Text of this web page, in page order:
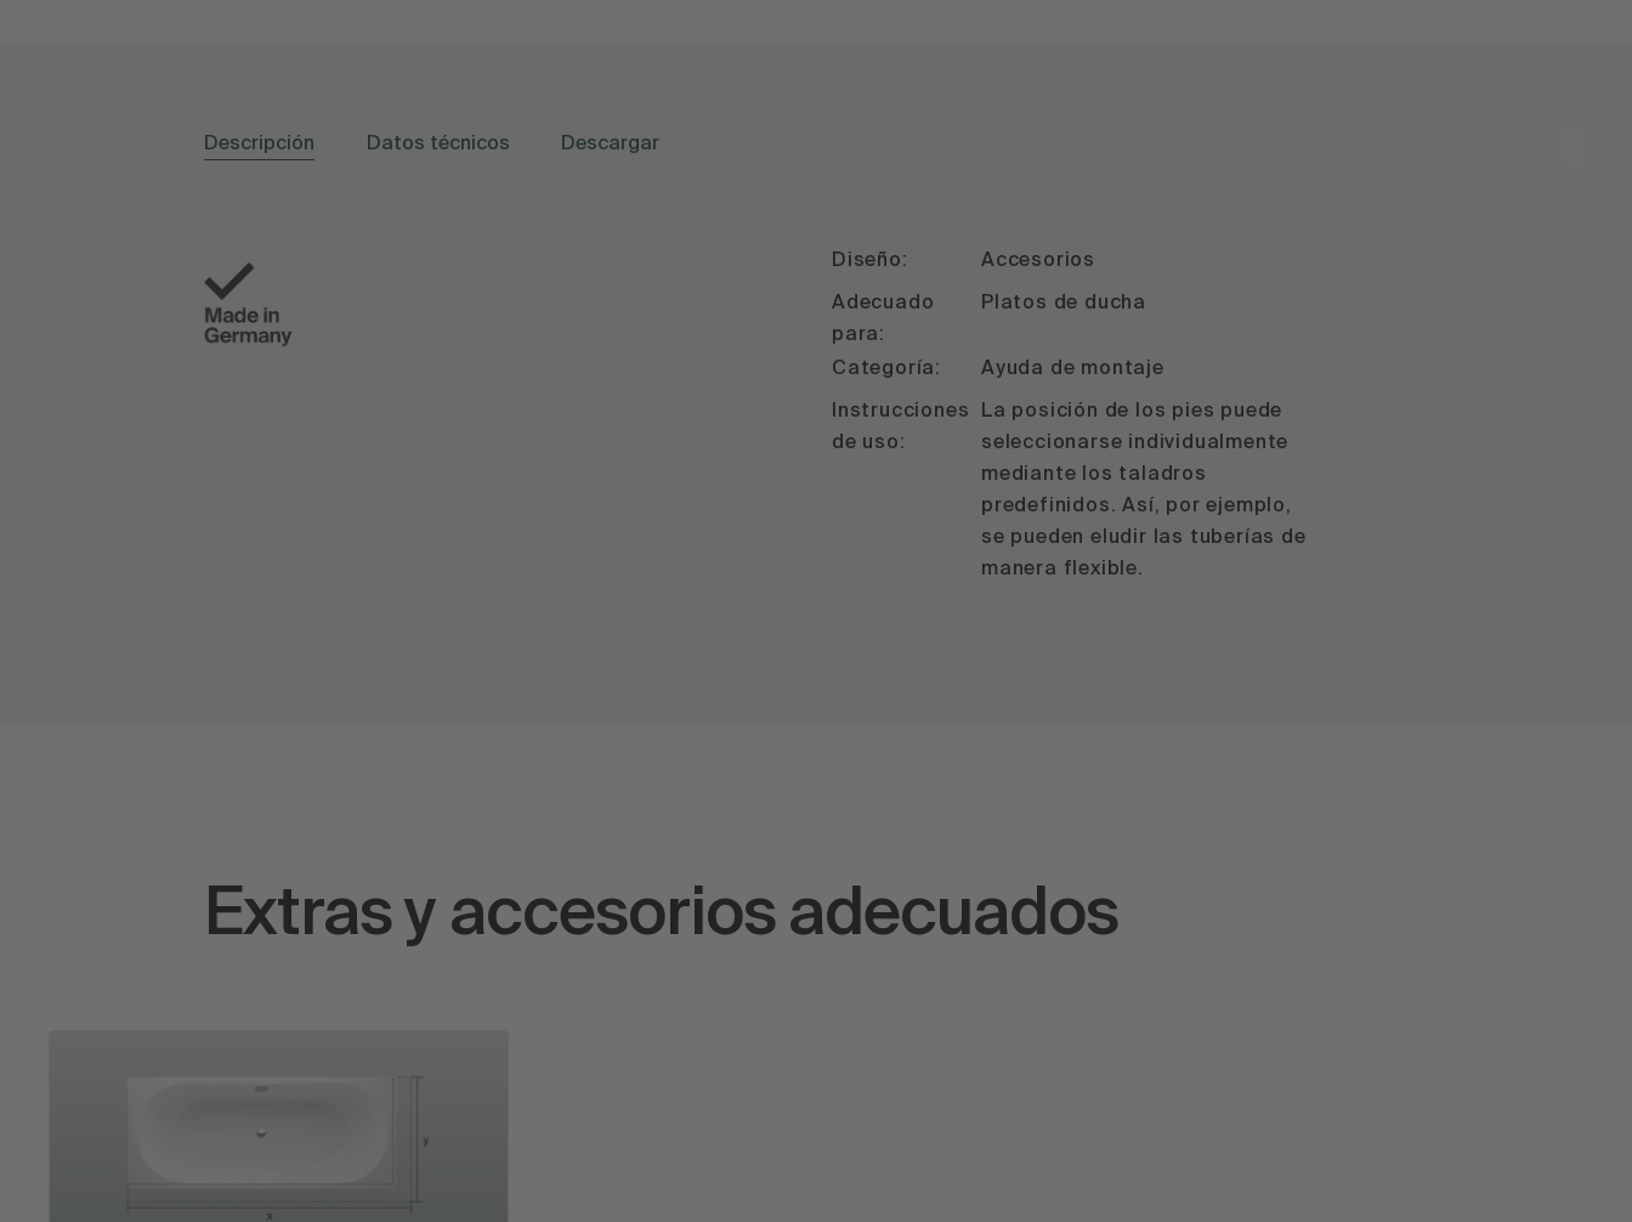
Descripción Datos técnicos Descargar
Diseño: Accesorios
Adecuado
para:
Platos de ducha
Categoría: Ayuda de montaje
Instrucciones
de uso:
La posición de los pies puede
seleccionarse individualmente
mediante los taladros
predefinidos. Así, por ejemplo,
se pueden eludir las tuberías de
manera flexible.
Extras y accesorios adecuados